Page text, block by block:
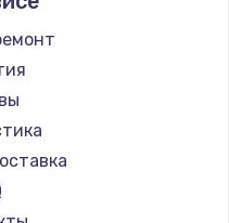
питания